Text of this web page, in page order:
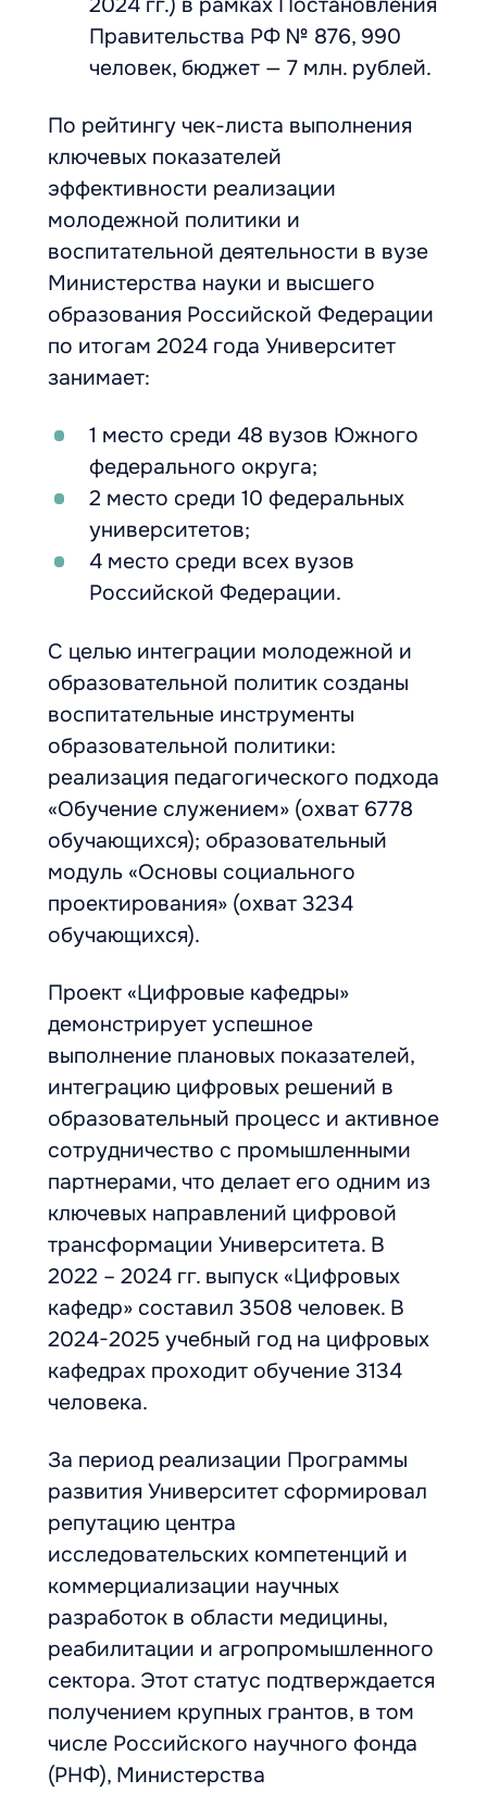
Правительства РФ № 876, 990
человек, бюджет — 7 млн. рублей.
По рейтингу чек-листа выполнения
ключевых показателей
эффективности реализации
молодежной политики и
воспитательной деятельности в вузе
Министерства науки и высшего
образования Российской Федерации
по итогам 2024 года Университет
занимает:
1 место среди 48 вузов Южного
федерального округа;
2 место среди 10 федеральных
университетов;
4 место среди всех вузов
Российской Федерации.
С целью интеграции молодежной и
образовательной политик созданы
воспитательные инструменты
образовательной политики:
реализация педагогического подхода
«Обучение служением» (охват 6778
обучающихся); образовательный
модуль «Основы социального
проектирования» (охват 3234
обучающихся).
Проект «Цифровые кафедры»
демонстрирует успешное
выполнение плановых показателей,
интеграцию цифровых решений в
образовательный процесс и активное
сотрудничество с промышленными
партнерами, что делает его одним из
ключевых направлений цифровой
трансформации Университета. В
2022 – 2024 гг. выпуск «Цифровых
кафедр» составил 3508 человек. В
2024-2025 учебный год на цифровых
кафедрах проходит обучение 3134
человека.
За период реализации Программы
развития Университет сформировал
репутацию центра
исследовательских компетенций и
коммерциализации научных
разработок в области медицины,
реабилитации и агропромышленного
сектора. Этот статус подтверждается
получением крупных грантов, в том
числе Российского научного фонда
(РНФ), Министерства